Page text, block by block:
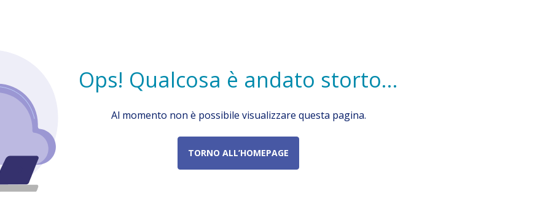
Ops! Qualcosa è andato storto...
Al momento non è possibile visualizzare questa pagina.
TORNO ALL’HOMEPAGE